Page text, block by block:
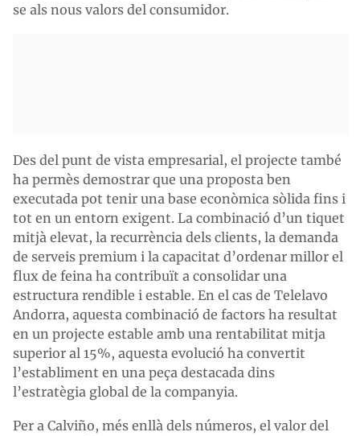
se als nous valors del consumidor.
Des del punt de vista empresarial, el projecte també
ha permès demostrar que una proposta ben
executada pot tenir una base econòmica sòlida fins i
tot en un entorn exigent. La combinació d’un tiquet
mitjà elevat, la recurrència dels clients, la demanda
de serveis premium i la capacitat d’ordenar millor el
flux de feina ha contribuït a consolidar una
estructura rendible i estable. En el cas de Telelavo
Andorra, aquesta combinació de factors ha resultat
en un projecte estable amb una rentabilitat mitja
superior al 15%, aquesta evolució ha convertit
l’establiment en una peça destacada dins
l’estratègia global de la companyia.
Per a Calviño, més enllà dels números, el valor del